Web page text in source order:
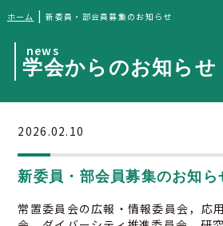
ホーム |新委員・部会員募集のお知らせ
news
学会からのお知らせ
2026.02.10
新委員・部会員募集のお知ら
常置委員会の広報・情報委員会，応